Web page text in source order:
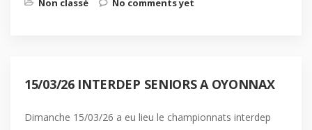
Non classé
No comments yet
15/03/26 INTERDEP SENIORS A OYONNAX
Dimanche 15/03/26 a eu lieu le championnats interdep